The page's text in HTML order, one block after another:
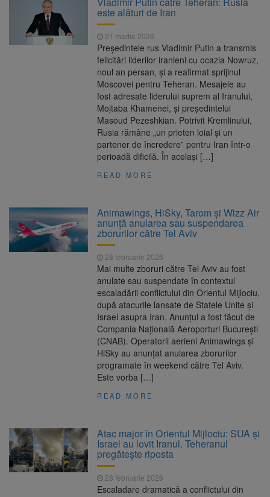
Ormeniș
6 august 2026
AUR a lansat platforma
suspeND.ro pentru urmărirea inițiativei de
suspendare a președintelui Nicușor Dan
Înalta Curte analizează
dosarul lui Călin Georgescu și Horațiu Potra.
Judecătorii decid dacă începe procesul
Strategia națională pentru
biodiversitate 2026-2030, adoptată de Senat.
Proiectul merge la promulgare
este alături de Iran
21 martie 2026
Președintele rus Vladimir Putin a transmis
felicitări liderilor iranieni cu ocazia Nowruz,
noul an persan, și a reafirmat sprijinul
Moscovei pentru Teheran. Mesajele au
fost adresate liderului suprem al Iranului,
Mojtaba Khamenei, și președintelui
Masoud Pezeshkian. Potrivit Kremlinului,
Rusia rămâne „un prieten loial și un
partener de încredere” pentru Iran într-o
perioadă dificilă. În același […]
READ MORE
Animawings, HiSky, Tarom și Wizz Air
anunță anularea sau suspendarea
zborurilor către Tel Aviv
28 februarie 2026
Mai multe zboruri către Tel Aviv au fost
anulate sau suspendate în contextul
escaladării conflictului din Orientul Mijlociu,
după atacurile lansate de Statele Unite și
Israel asupra Iran. Anunțul a fost făcut de
Compania Națională Aeroporturi București
(CNAB). Operatorii aerieni Animawings și
HiSky au anunțat anularea zborurilor
programate în weekend către Tel Aviv.
Este vorba […]
READ MORE
Atac major în Orientul Mijlociu: SUA și
Israel au lovit Iranul. Teheranul
pregătește riposta
28 februarie 2026
Escaladare dramatică a conflictului din